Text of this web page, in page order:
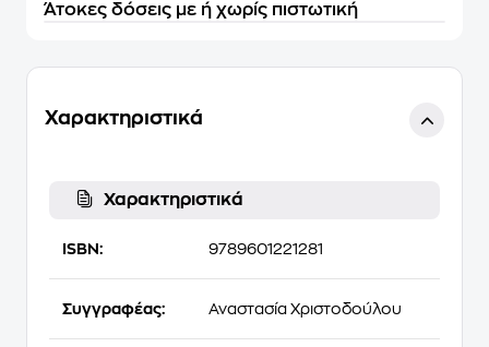
Άτοκες δόσεις με ή χωρίς πιστωτική
Χαρακτηριστικά
Χαρακτηριστικά
ISBN: 9789601221281
Συγγραφέας: Αναστασία Χριστοδούλου